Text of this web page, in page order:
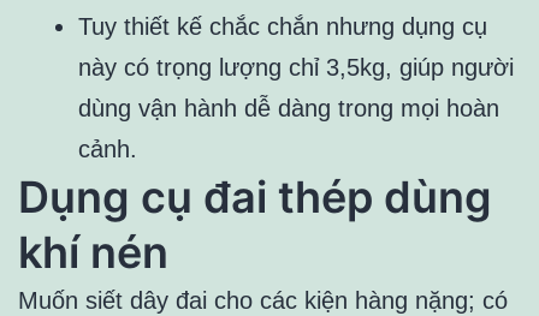
Tuy thiết kế chắc chắn nhưng dụng cụ
này có trọng lượng chỉ 3,5kg, giúp người
dùng vận hành dễ dàng trong mọi hoàn
cảnh.
Dụng cụ đai thép dùng
khí nén
Muốn siết dây đai cho các kiện hàng nặng; có